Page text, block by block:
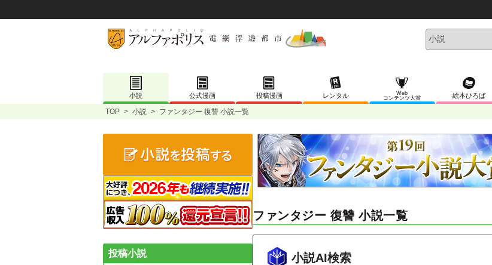
小説 公式漫画 投稿漫画 レンタル
Web
コンテンツ大賞
絵本ひろば
TOP > 小説 > ファンタジー 復讐 小説一覧
ファンタジー 復讐 小説一覧
小説AI検索
投稿小説